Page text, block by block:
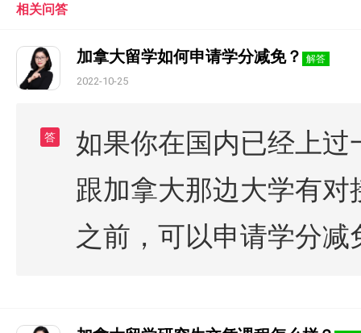
相关问答
加拿大留学如何申请学分减免？ 解答
2022-10-25
答
如果你在国内已经上
跟加拿大那边大学有
之前，可以申请学分减